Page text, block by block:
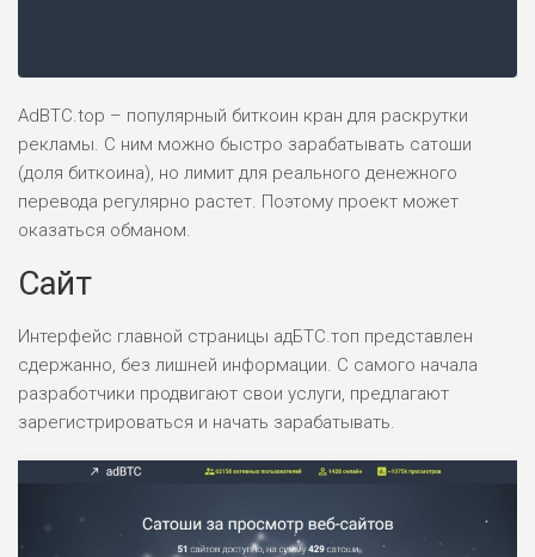
AdBTC.top – популярный биткоин кран для раскрутки
рекламы. С ним можно быстро зарабатывать сатоши
(доля биткоина), но лимит для реального денежного
перевода регулярно растет. Поэтому проект может
оказаться обманом.
Сайт
Интерфейс главной страницы адБТС.топ представлен
сдержанно, без лишней информации. С самого начала
разработчики продвигают свои услуги, предлагают
зарегистрироваться и начать зарабатывать.